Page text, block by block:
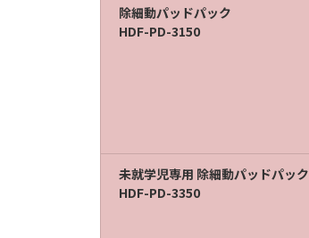
除細動パッドパック
HDF-PD-3150
未就学児専用 除細動パッドパック
HDF-PD-3350